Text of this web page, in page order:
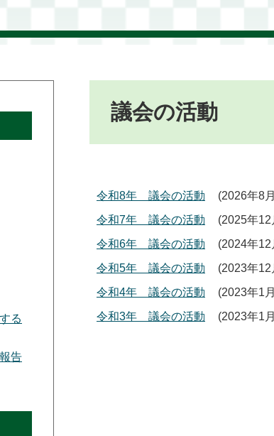
議会の活動
令和8年 議会の活動
2026年8
令和7年 議会の活動
2025年
令和6年 議会の活動
2024年
令和5年 議会の活動
2023年
令和4年 議会の活動
2023年1
令和3年 議会の活動
2023年1
る
告